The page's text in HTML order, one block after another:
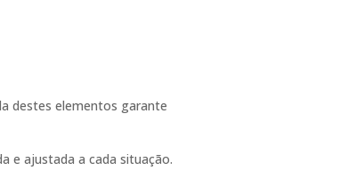
destes elementos garante
e ajustada a cada situação.